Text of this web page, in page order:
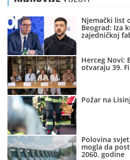
Njemački list
Beograd: Iza
zajedničkoj
Herceg Novi:
otvaraju 39.
Požar na
Polovina
mogla da
2060. godine